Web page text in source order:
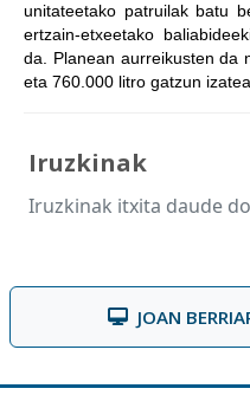
unitateetako patruilak batu
ertzain-etxeetako
da. Planean aurreikusten da
eta 760.000 litro gatzun izatea.
Iruzkinak
Iruzkinak itxita daude
JOAN